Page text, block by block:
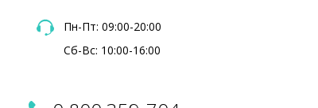
Пн-Пт: 09:00-20:00
Сб-Вс: 10:00-16:00